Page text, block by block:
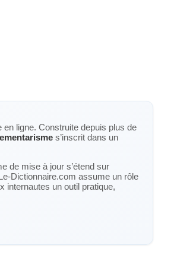
en ligne. Construite depuis plus de
s’inscrit dans un
de mise à jour s’étend sur
Dictionnaire.com assume un rôle
internautes un outil pratique,